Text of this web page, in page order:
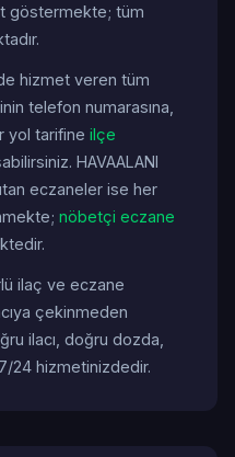
göstermekte; tüm
hizmet veren tüm
telefon numarasına,
yol tarifine ilçe
HAVAALANI
eczaneler ise her
nöbetçi eczane
ilaç ve eczane
çekinmeden
ilacı, doğru dozda,
24 hizmetinizdedir.